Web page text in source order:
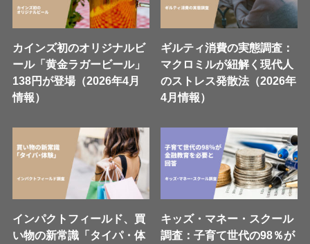
カインズ初のオリジナルビ
ール「黄金ラガービール」
138円が登場（2026年4月
情報）
ギルティ消費の実態調査：
マクロミルが紐解く現代人
のストレス発散法（2026年
4月情報）
インパクトフィールド、買
い物の新常識「タイパ・体
キッズ・マネー・スクール
調査：子育て世代の98％が